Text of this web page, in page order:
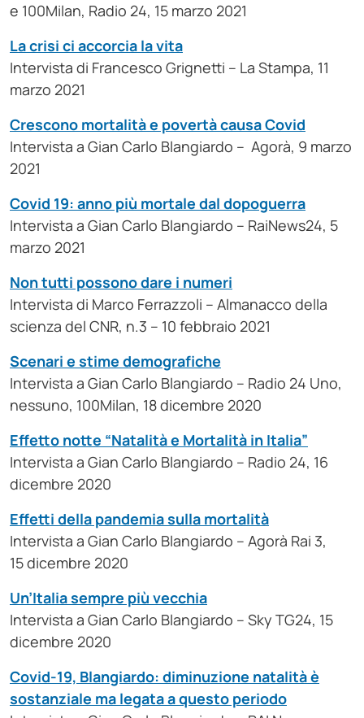
e 100Milan, Radio 24, 15 marzo 2021
La crisi ci accorcia la vita
Intervista di Francesco Grignetti – La Stampa, 11
marzo 2021
Crescono mortalità e povertà causa Covid
Intervista a Gian Carlo Blangiardo – Agorà, 9 marzo
2021
Covid 19: anno più mortale dal dopoguerra
Intervista a Gian Carlo Blangiardo – RaiNews24, 5
marzo 2021
Non tutti possono dare i numeri
Intervista di Marco Ferrazzoli – Almanacco della
scienza del CNR, n.3 – 10 febbraio 2021
Scenari e stime demografiche
Intervista a Gian Carlo Blangiardo – Radio 24 Uno,
nessuno, 100Milan, 18 dicembre 2020
Effetto notte “Natalità e Mortalità in Italia”
Intervista a Gian Carlo Blangiardo – Radio 24, 16
dicembre 2020
Effetti della pandemia sulla mortalità
Intervista a Gian Carlo Blangiardo – Agorà Rai 3,
15 dicembre 2020
Un’Italia sempre più vecchia
Intervista a Gian Carlo Blangiardo – Sky TG24, 15
dicembre 2020
Covid-19, Blangiardo: diminuzione natalità è
sostanziale ma legata a questo periodo